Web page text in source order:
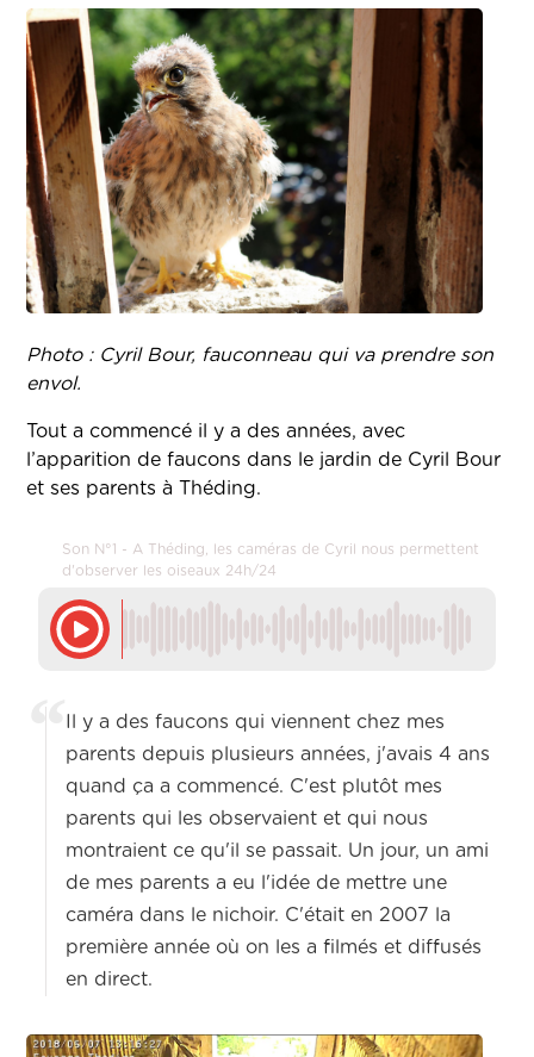
Photo : Cyril Bour, fauconneau qui va prendre son
envol.
Tout a commencé il y a des années, avec
l’apparition de faucons dans le jardin de Cyril Bour
et ses parents à Théding.
Son N°1 - A Théding, les caméras de Cyril nous permettent
d'observer les oiseaux 24h/24
Il y a des faucons qui viennent chez mes
parents depuis plusieurs années, j'avais 4 ans
quand ça a commencé. C'est plutôt mes
parents qui les observaient et qui nous
montraient ce qu'il se passait. Un jour, un ami
de mes parents a eu l'idée de mettre une
caméra dans le nichoir. C'était en 2007 la
première année où on les a filmés et diffusés
en direct.